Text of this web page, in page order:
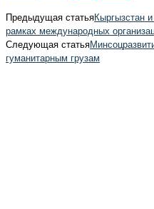
Предыдущая статьяКыргызстан
рамках международных
Следующая статья
гуманитарным грузам